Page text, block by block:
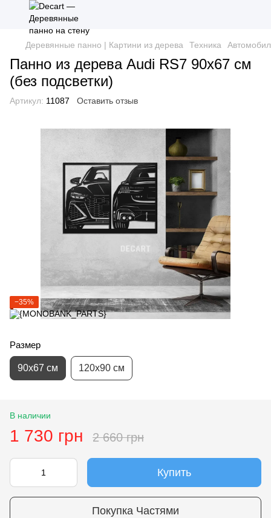
Деревянные панно | Картини из дерева Техника
Панно из дерева Audi RS7 90х67 см
(без подсветки)
Артикул: 11087 Оставить отзыв
−35%
Размер
90х67 см 120х90 см
В наличии
1 730 грн 2 660 грн
Купить
Покупка Частями